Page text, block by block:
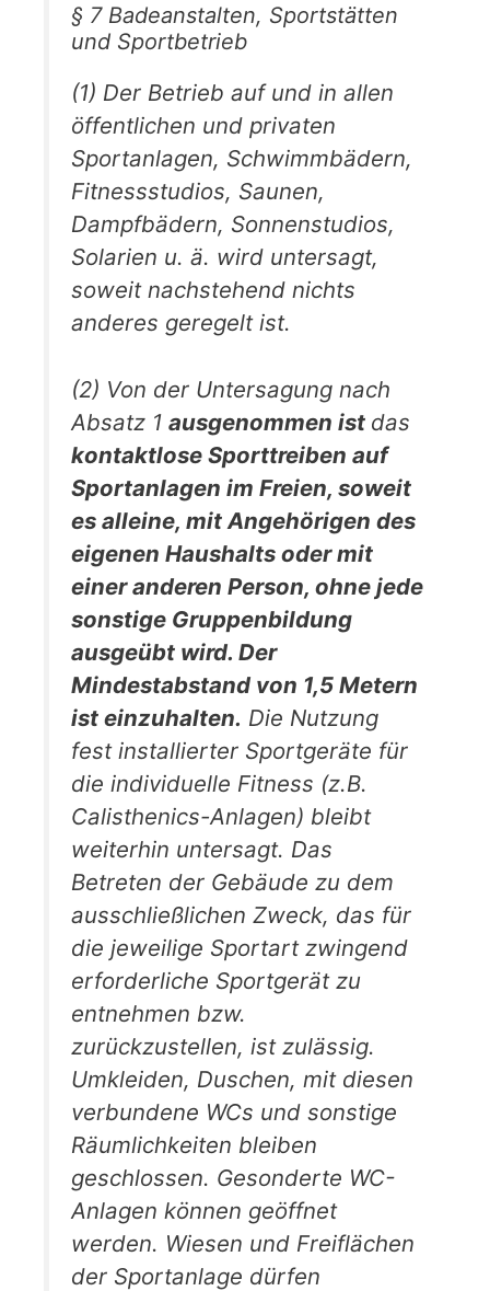
§ 7 Badeanstalten, Sportstätten
und Sportbetrieb
(1) Der Betrieb auf und in allen
öffentlichen und privaten
Sportanlagen, Schwimmbädern,
Fitnessstudios, Saunen,
Dampfbädern, Sonnenstudios,
Solarien u. ä. wird untersagt,
soweit nachstehend nichts
anderes geregelt ist.
(2) Von der Untersagung nach
Absatz 1 ausgenommen ist das
kontaktlose Sporttreiben auf
Sportanlagen im Freien, soweit
es alleine, mit Angehörigen des
eigenen Haushalts oder mit
einer anderen Person, ohne jede
sonstige Gruppenbildung
ausgeübt wird. Der
Mindestabstand von 1,5 Metern
ist einzuhalten. Die Nutzung
fest installierter Sportgeräte für
die individuelle Fitness (z.B.
Calisthenics-Anlagen) bleibt
weiterhin untersagt. Das
Betreten der Gebäude zu dem
ausschließlichen Zweck, das für
die jeweilige Sportart zwingend
erforderliche Sportgerät zu
entnehmen bzw.
zurückzustellen, ist zulässig.
Umkleiden, Duschen, mit diesen
verbundene WCs und sonstige
Räumlichkeiten bleiben
geschlossen. Gesonderte WC-
Anlagen können geöffnet
werden. Wiesen und Freiflächen
der Sportanlage dürfen